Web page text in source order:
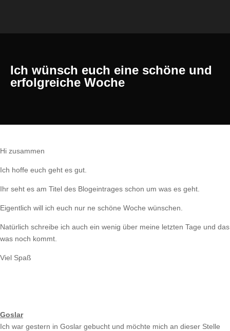
Ich wünsch euch eine schöne und
erfolgreiche Woche
Hi zusammen
Ich hoffe euch geht es gut.
Ihr seht es am Titel des Blogeintrages schon um was es geht.
Eigentlich will ich euch nur ne schöne Woche wünschen.
Natürlich schreibe ich auch ein wenig über meine letzten Tage und das
was noch kommt.
Viel Spaß
Goslar
Ich war gestern in Goslar gebucht und möchte mich an dieser Stelle